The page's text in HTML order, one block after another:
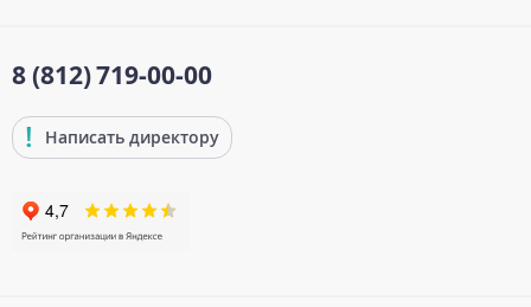
8 (812)719-00-00
Написать директору